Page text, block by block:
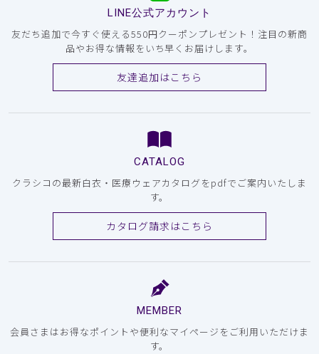
LINE公式アカウント
友だち追加で今すぐ使える550円クーポンプレゼント！注目の新商
品やお得な情報をいち早くお届けします。
友達追加はこちら
CATALOG
クラシコの最新白衣・医療ウェアカタログをpdfでご案内いたしま
す。
カタログ請求はこちら
MEMBER
会員さまはお得なポイントや便利なマイページをご利用いただけま
す。